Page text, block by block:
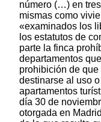
número (…) en
mismas como
«examinados los
los estatutos de
parte la finca
departamentos
prohibición de
destinarse al uso
apartamentos
día 30 de
otorgada en